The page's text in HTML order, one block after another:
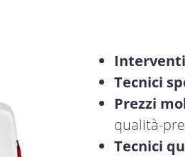
Tecnici
Prezzi
qualità-
Tecnici